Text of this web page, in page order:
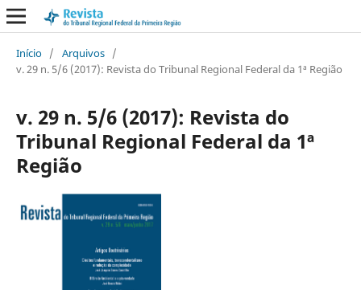
Início / Arquivos /
v. 29 n. 5/6 (2017): Revista do Tribunal Regional Federal da 1ª Região
v. 29 n. 5/6 (2017): Revista do
Tribunal Regional Federal da 1ª
Região